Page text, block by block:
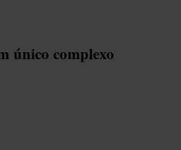
único complexo